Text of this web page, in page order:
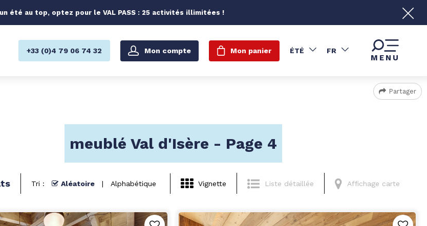
été au top, optez pour le VAL PASS : 25 activités illimitées !
+33 (0)4 79 06 74 32 Mon compte Mon panier ÉTÉ FR
MENU
Partager
meublé Val d'Isère - Page 4
Vignette Liste détaillée Affichage carte
Tri : Aléatoire Alphabétique